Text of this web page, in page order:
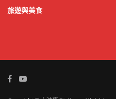
旅遊與美食